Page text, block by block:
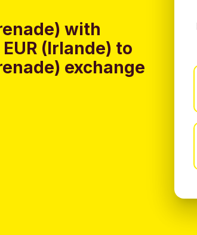
with
(Irlande) to
exchange